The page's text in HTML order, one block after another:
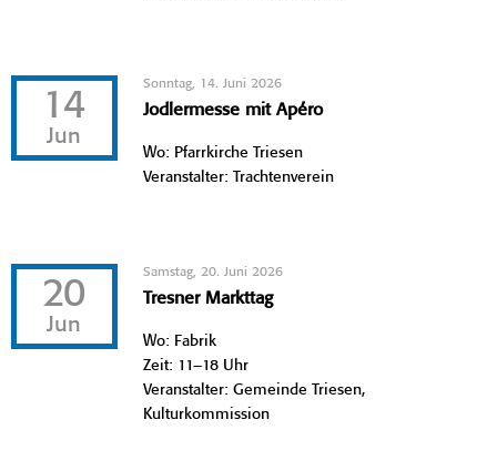
14
Jun
Sonntag, 14. Juni 2026
Jodlermesse mit Apéro
Wo: Pfarrkirche Triesen
Veranstalter: Trachtenverein
20
Jun
Samstag, 20. Juni 2026
Tresner Markttag
Wo: Fabrik
Zeit: 11–18 Uhr
Veranstalter: Gemeinde Triesen,
Kulturkommission